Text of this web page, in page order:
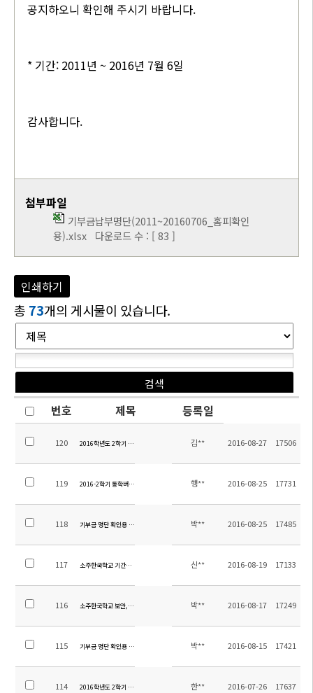
공지하오니 확인해 주시기 바랍니다.
* 기간: 2011년 ~ 2016년 7월 6일
감사합니다.
첨부파일
기부금납부명단(2011~20160706_홈피확인
용).xlsx 다운로드 수 : [ 83 ]
인쇄하기
총 73개의 게시물이 있습니다.
번호 제목 등록일
120 2016학년도 2학기 시정안내 및 중등 시간표 안내 가정통신문
김** 2016-08-27 17506
119 2016-2학기 통학버스노선 초안 공지 행** 2016-08-25 17731
118 기부금 명단 확인용 공지(2011년 ~ 2016년 8월 24일까지)
박** 2016-08-25 17485
117 소주한국학교 기간제 교사(중국어) 채용 공고 신** 2016-08-19 17133
116 소주한국학교 보안,경비업체 (최저가)입찰 공고<保安公司>
박** 2016-08-17 17249
115 기부금 명단 확인용 공지 (2016.08.15 까지) 박** 2016-08-15 17421
114 2016학년도 2학기 중고등부 교과서 목록 안내한** 2016-07-26 17637